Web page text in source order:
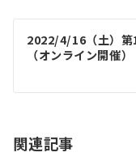
ビ
ゲ
シ
ン
2022/4/16（土）第
（オンライン開催）
関連記事